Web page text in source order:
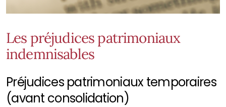
Les préjudices patrimoniaux
indemnisables
Préjudices patrimoniaux temporaires
(avant consolidation)